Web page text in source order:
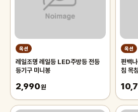
옥션
레일조명 레일등 LED주방등 전등
등기구 미니봉
2,990원
옥션
편백
침 목